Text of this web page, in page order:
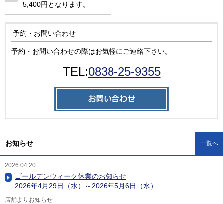
5,400円となります。
予約・お問い合わせ
予約・お問い合わせの際はお気軽にご連絡下さい。
TEL:0838-25-9355
お知らせ 一覧へ
2026.04.20
ゴールデンウィーク休業のお知らせ
2026年4月29日（水）～2026年5月6日（水）
店舗よりお知らせ